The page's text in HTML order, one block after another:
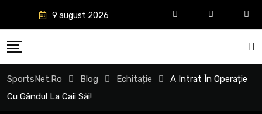
conținut
9 august 2026
SportsNet.ro Blog Echitație
A Intrat În Operație
Cu Gândul La Caii Săi!